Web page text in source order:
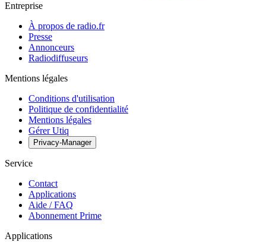
Entreprise
À propos de radio.fr
Presse
Annonceurs
Radiodiffuseurs
Mentions légales
Conditions d'utilisation
Politique de confidentialité
Mentions légales
Gérer Utiq
Privacy-Manager
Service
Contact
Applications
Aide / FAQ
Abonnement Prime
Applications